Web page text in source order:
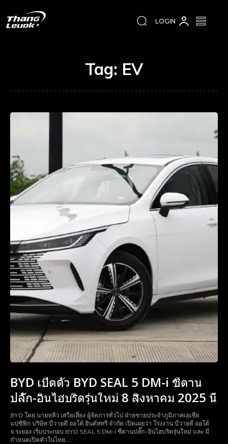
LOGIN
Tag: EV
BYD เปิดตัว BYD SEAL 5 DM-i ซีดาน
ปลั๊ก-อินไฮบริดรุ่นใหม่ 8 สิงหาคม 2025 นี้
BYD โดย นายหลิว เสวียเลี่ยง ผู้จัดการทั่วไป ฝ่ายขายประจำภูมิภาคเอเชีย
แปซิฟิก บริษัท บีวายดี ออโต้ อินดัสทรี จำกัด เปิดเผยว่า โรงงาน บีวายดี ออโต้
จ.ระยอง เริ่มประกอบ BYD SEAL 5 DM-i ซีดานปลั๊ก-อินไฮบริดรุ่นใหม่ และ มี
กำหนดเปิดตัวในไทย...